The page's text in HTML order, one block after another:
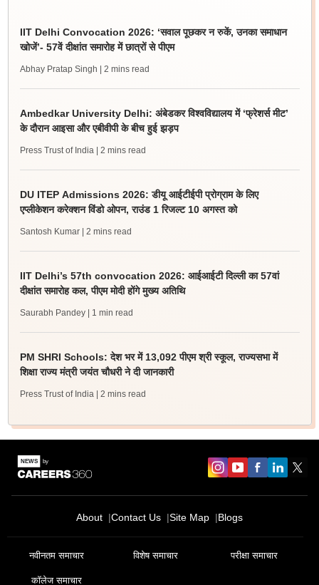
IIT Delhi Convocation 2026: ‘सवाल पूछकर न रुकें, उनका समाधान
खोजें’- 57वें दीक्षांत समारोह में छात्रों से पीएम
Abhay Pratap Singh | 2 mins read
Ambedkar University Delhi: अंबेडकर विश्वविद्यालय में ‘फ्रेशर्स मीट’
के दौरान आइसा और एबीवीपी के बीच हुई झड़प
Press Trust of India | 2 mins read
DU ITEP Admissions 2026: डीयू आईटीईपी प्रोग्राम के लिए
एप्लीकेशन करेक्शन विंडो ओपन, राउंड 1 रिजल्ट 10 अगस्त को
Santosh Kumar | 2 mins read
IIT Delhi’s 57th convocation 2026: आईआईटी दिल्ली का 57वां
दीक्षांत समारोह कल, पीएम मोदी होंगे मुख्य अतिथि
Saurabh Pandey | 1 min read
PM SHRI Schools: देश भर में 13,092 पीएम श्री स्कूल, राज्यसभा में
शिक्षा राज्य मंत्री जयंत चौधरी ने दी जानकारी
Press Trust of India | 2 mins read
About Contact Us Site Map Blogs
नवीनतम समाचार विशेष समाचार परीक्षा समाचार
कॉलेज समाचार